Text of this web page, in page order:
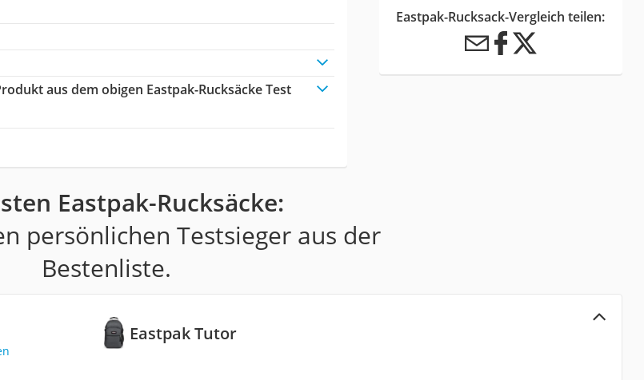
aus dem obigen Eastpak-Rucksäcke Test
Eastpak-Rucksack-Vergleich teilen:
Eastpak-Rucksäcke:
persönlichen Testsieger aus der
Bestenliste.
Eastpak Tutor